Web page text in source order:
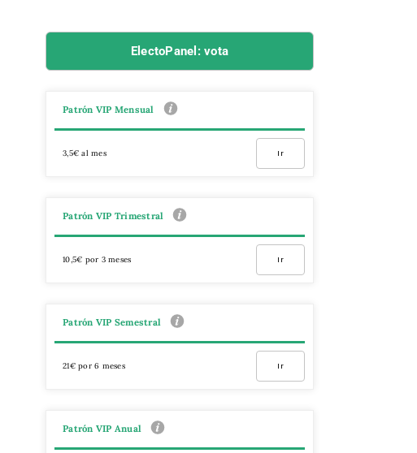
ElectoPanel: vota
Patrón VIP Mensual
3,5€ al mes Ir
Patrón VIP Trimestral
10,5€ por 3 meses Ir
Patrón VIP Semestral
21€ por 6 meses Ir
Patrón VIP Anual